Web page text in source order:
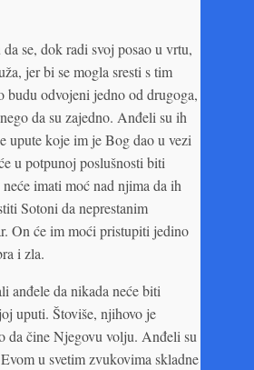
se, dok radi svoj posao u vrtu,
jer bi se mogla sresti s tim
odvojeni jedno od drugoga,
da su zajedno. Anđeli su ih
upute koje im je Bog dao u vezi
u potpunoj poslušnosti biti
imati moć nad njima da ih
Sotoni da neprestanim
On će im moći pristupiti jedino
i zla.
anđele da nikada neće biti
uputi. Štoviše, njihovo je
da čine Njegovu volju. Anđeli su
u svetim zvukovima skladne